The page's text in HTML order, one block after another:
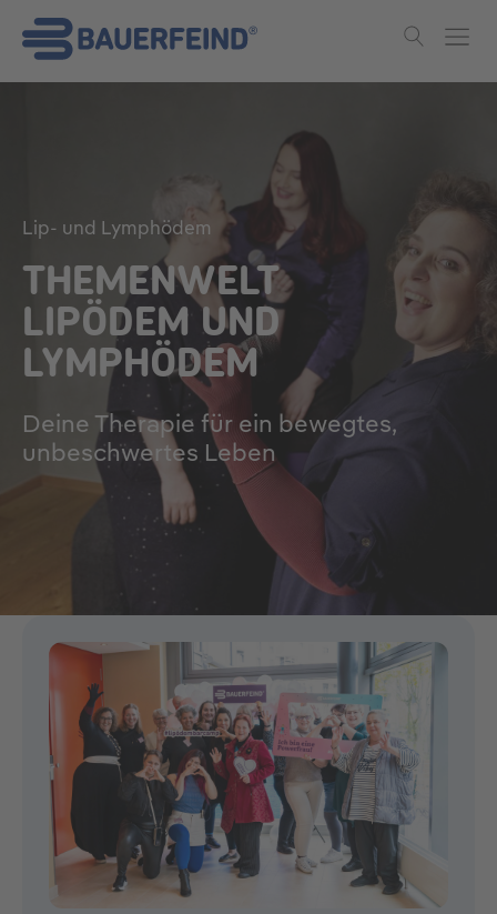
Skip to main content
Lip- und Lymphödem
THEMENWELT
LIPÖDEM UND
LYMPHÖDEM
Deine Therapie für ein bewegtes,
unbeschwertes Leben